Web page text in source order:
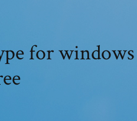
for windows